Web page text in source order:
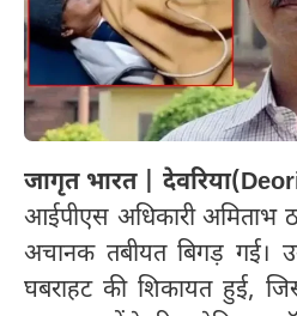
जागृत भारत |
आईपीएस अधिकारी अमिताभ
अचानक तबीयत बिगड़ गई।
घबराहट की शिकायत हुई,